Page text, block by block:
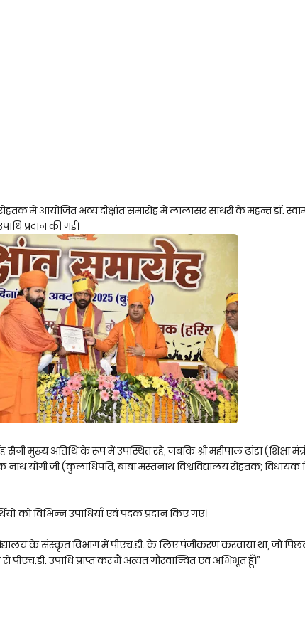
में आयोजित भव्य दीक्षांत समारोह में लालासर साथरी के महन्त डॉ.
प्रदान की गई।
मुख्य अतिथि के रूप में उपस्थित रहे, जबकि श्री महीपाल ढांडा (शिक्षा
योगी जी (कुलाधिपति, बाबा मस्तनाथ विश्वविद्यालय रोहतक;
को विभिन्न उपाधियाँ एवं पदक प्रदान किए गए।
के संस्कृत विभाग में पीएच.डी. के लिए पंजीकरण करवाया था, जो
उपाधि प्राप्त कर मैं अत्यंत गौरवान्वित एवं अभिभूत हूँ।”